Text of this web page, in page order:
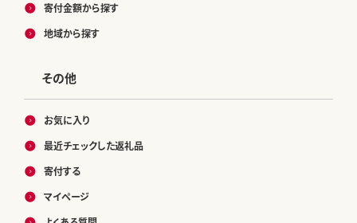
寄付金額から探す
地域から探す
その他
お気に入り
最近チェックした返礼品
寄付する
マイページ